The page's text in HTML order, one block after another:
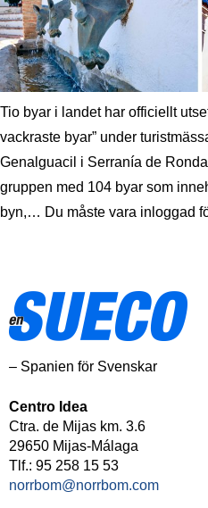
Tio byar i landet har officiellt
vackraste byar” under
Genalguacil i Serranía de
gruppen med 104 byar som
byn,… Du måste vara inloggad
– Spanien för Svenskar
Centro Idea
Ctra. de Mijas km. 3.6
29650 Mijas-Málaga
Tlf.: 95 258 15 53
norrbom@norrbom.com